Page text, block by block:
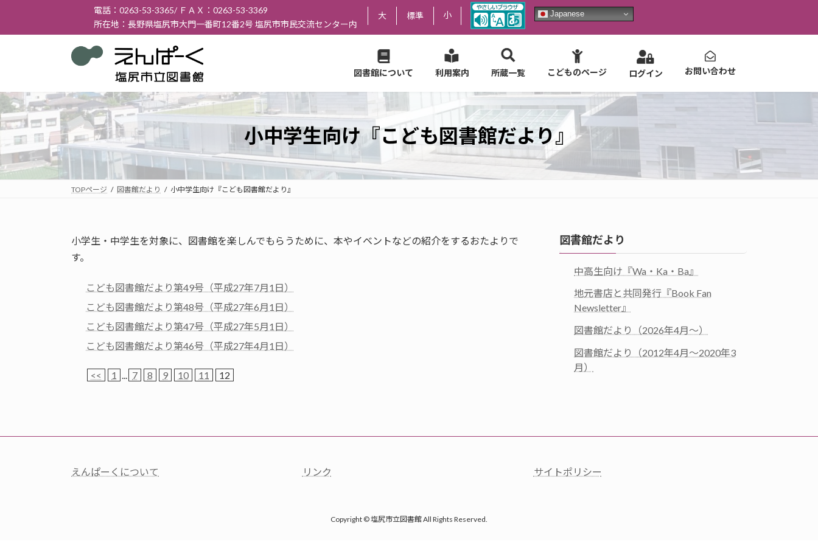
テ
ス
キ
ッ
ゲ
ン
に
移
電話：0263-53-3365/ ＦＡＸ：0263-53-3369
所在地：長野県塩尻市大門一番町12番2号 塩尻市市民交流センター内
大 標準 小 Japanese
図書館について 利用案内 所蔵一覧 こどものページ ログイン お問い合わせ
小中学生向け『こども図書館だより』
TOPページ 図書館だより 小中学生向け『こども図書館だより』
小学生・中学生を対象に、図書館を楽しんでもらうために、本やイベントなどの紹介をするおたよりで
す。
こども図書館だより第49号（平成27年7月1日）
こども図書館だより第48号（平成27年6月1日）
こども図書館だより第47号（平成27年5月1日）
こども図書館だより第46号（平成27年4月1日）
<< 1 7 8 9 10 11 12
図書館だより
中高生向け『Wa・Ka・Ba』
地元書店と共同発行『Book Fan
Newsletter』
図書館だより（2026年4月～）
図書館だより（2012年4月～2020年3
月）
えんぱーくについて リンク サイトポリシー
Copyright © 塩尻市立図書館 All Rights Reserved.